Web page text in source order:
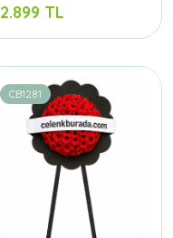
2.899 TL
CB1281